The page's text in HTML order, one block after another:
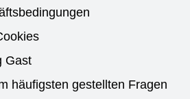
Gast
häufigsten gestellten Fragen